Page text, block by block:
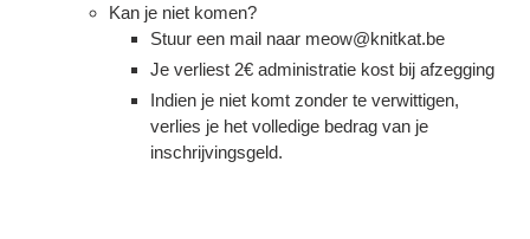
Kan je niet komen?
Stuur een mail naar meow@knitkat.be
Je verliest 2€ administratie kost bij afzegging
Indien je niet komt zonder te verwittigen,
verlies je het volledige bedrag van je
inschrijvingsgeld.